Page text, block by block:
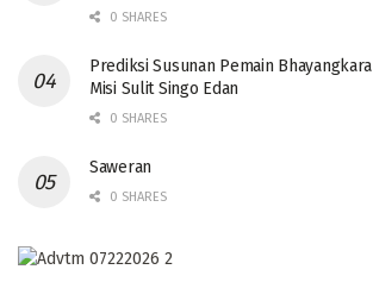
0 SHARES
Prediksi Susunan Pemain Bhayangkara
Misi Sulit Singo Edan
0 SHARES
Saweran
0 SHARES